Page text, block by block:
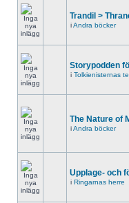
Trandil >
iAndra böcker
Storypodden
i Tolkienisternas
The Nature of
iAndra böcker
Upplage- och
i Ringarnas herre